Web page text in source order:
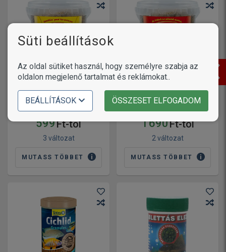
Panzi Daphnia –
Szárított vízibolha
599Ft-tól
3 változat
MUTASS TÖBBET
Panzi szívmix teknőstáp
1 690Ft-tól
2 változat
MUTASS TÖBBET
Süti beállítások
Az oldal sütiket használ, hogy személyre szabja az
oldalon megjelenő tartalmat és reklámokat..
BEÁLLÍTÁSOK ÖSSZESET ELFOGADOM